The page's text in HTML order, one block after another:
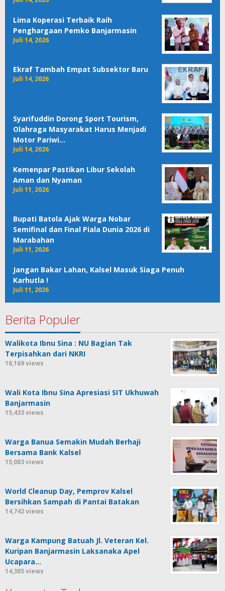
Lima Koperasi Terbaik Raih
Penghargaan Pemko Banjarmasin
Juli 14, 2026
Ekraf Tambah Empat Subsektor Baru
Juli 14, 2026
Syarifuddin Dorong Sport Tourism,
Olahraga Masyarakat Harus Menjadi
Motor Pariwi…
Juli 14, 2026
Kemenpar Pastikan Libur Sekolah
Aman dan Nyaman
Juli 11, 2026
Bupati Batola Ajak Warga Nobar
Semifinal dan Final Piala Dunia 2026 di
Marabahan
Juli 11, 2026
Jangan Bakar Lahan, Kalsel Masuk Siaga Penuh
Karhutla !
Juli 11, 2026
Berita Populer
Walikota Ibnu Sina : NU Bagian Tak
Terpisahkan dari NKRI
16,169 views
Wali Kota Ibnu Sina Apresiasi SIT Ukhuwah
Banjarmasin
15,433 views
Warga Banua Semakin Mudah Berhaji
Bersama Bank Kalsel
15,083 views
World Cleanup Day, Pemprov Kalsel
Bersihkan Sampah di Pantai Batakan
14,742 views
Warga Kampung Batuah Jl. Veteran Kel.
Kuripan Banjarmasin Laksanaka Apel
Ucapara…
14,385 views